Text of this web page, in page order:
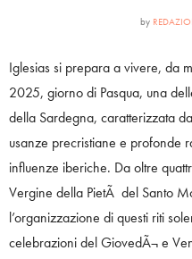
by
Iglesias si prepara a vivere, da
2025, giorno di Pasqua, una
della Sardegna, caratterizzata
usanze precristiane e profonde
influenze iberiche. Da oltre
Vergine della PietÃ del Santo
l’organizzazione di questi riti
celebrazioni del GiovedÃ¬ e